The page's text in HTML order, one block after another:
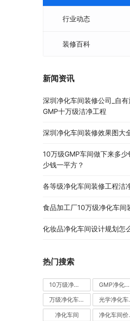
行业动态
装修百科
新闻资讯
深圳净化车间装修公司_自
GMP十万级洁净工程
深圳净化车间装修效果图大
10万级GMP车间做下来多
少钱一平方？
各等级净化车间装修工程洁
食品加工厂10万级净化车间
化妆品净化车间设计规划怎
热门搜索
10万级净化车间 GMP净化车间
万级净化车间 光
净化车间 净